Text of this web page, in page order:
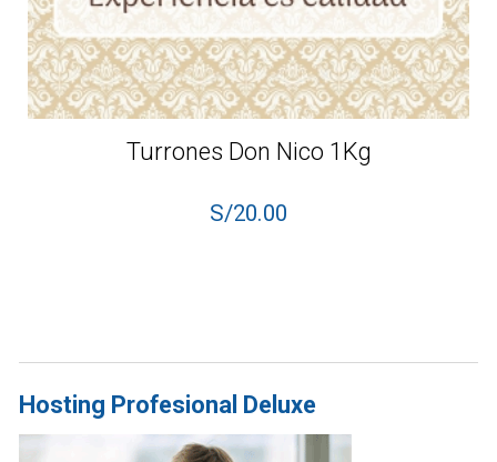
Turrones Don Nico 1Kg
S/20.00
Hosting Profesional Deluxe